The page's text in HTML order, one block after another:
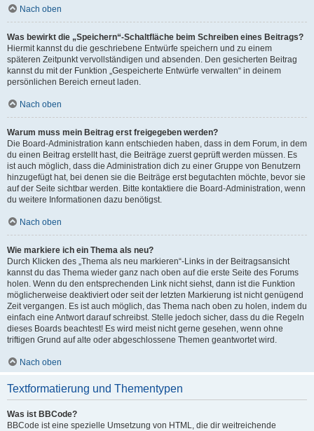
Nach oben
Was bewirkt die „Speichern“-Schaltfläche beim Schreiben eines Beitrags?
Hiermit kannst du die geschriebene Entwürfe speichern und zu einem
späteren Zeitpunkt vervollständigen und absenden. Den gesicherten Beitrag
kannst du mit der Funktion „Gespeicherte Entwürfe verwalten“ in deinem
persönlichen Bereich erneut laden.
Nach oben
Warum muss mein Beitrag erst freigegeben werden?
Die Board-Administration kann entschieden haben, dass in dem Forum, in dem
du einen Beitrag erstellt hast, die Beiträge zuerst geprüft werden müssen. Es
ist auch möglich, dass die Administration dich zu einer Gruppe von Benutzern
hinzugefügt hat, bei denen sie die Beiträge erst begutachten möchte, bevor sie
auf der Seite sichtbar werden. Bitte kontaktiere die Board-Administration, wenn
du weitere Informationen dazu benötigst.
Nach oben
Wie markiere ich ein Thema als neu?
Durch Klicken des „Thema als neu markieren“-Links in der Beitragsansicht
kannst du das Thema wieder ganz nach oben auf die erste Seite des Forums
holen. Wenn du den entsprechenden Link nicht siehst, dann ist die Funktion
möglicherweise deaktiviert oder seit der letzten Markierung ist nicht genügend
Zeit vergangen. Es ist auch möglich, das Thema nach oben zu holen, indem du
einfach eine Antwort darauf schreibst. Stelle jedoch sicher, dass du die Regeln
dieses Boards beachtest! Es wird meist nicht gerne gesehen, wenn ohne
triftigen Grund auf alte oder abgeschlossene Themen geantwortet wird.
Nach oben
Textformatierung und Thementypen
Was ist BBCode?
BBCode ist eine spezielle Umsetzung von HTML, die dir weitreichende